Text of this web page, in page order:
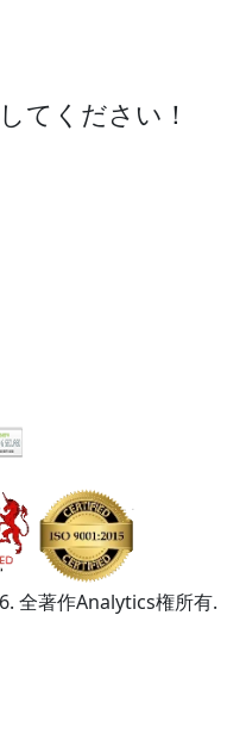
てください！
全著作Analytics権所有.